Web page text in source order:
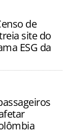
de
site do
ESG da